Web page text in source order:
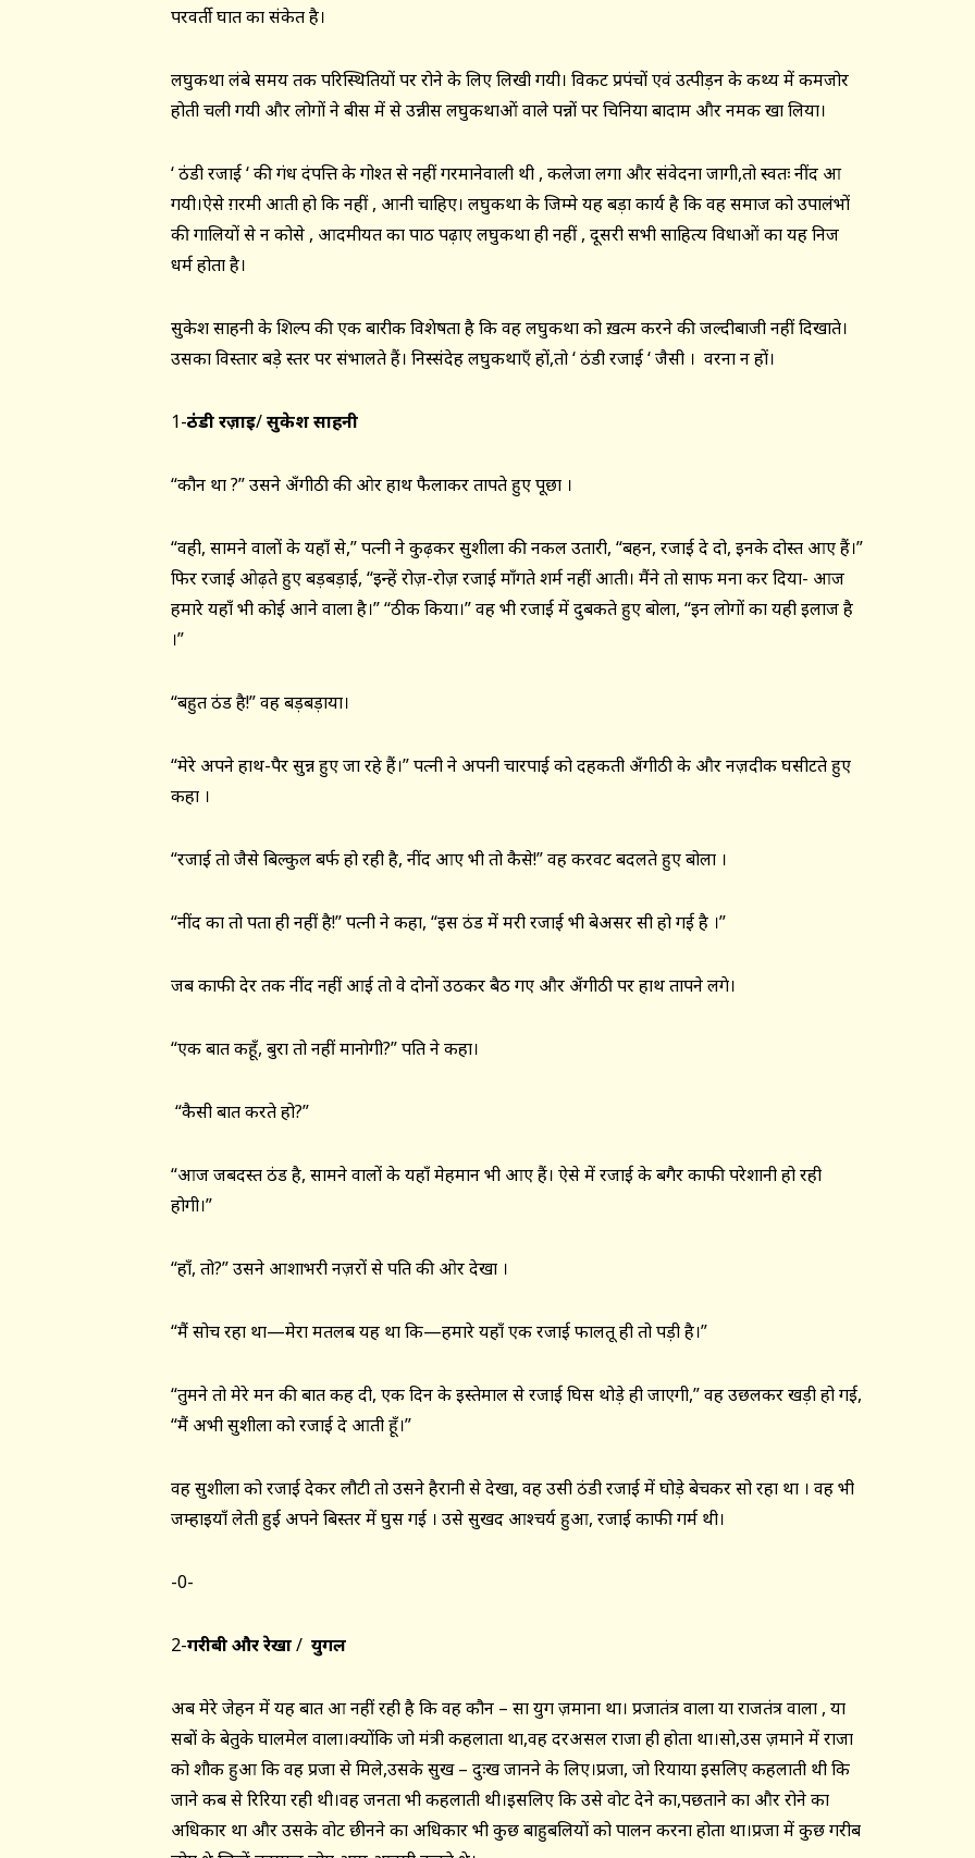
परवर्ती घात का संकेत है।
लघुकथा लंबे समय तक परिस्थितियों पर रोने के लिए लिखी गयी। विकट प्रपंचों एवं उत्पीड़न के कथ्य में कमजोर
होती चली गयी और लोगों ने बीस में से उन्नीस लघुकथाओं वाले पन्नों पर चिनिया बादाम और नमक खा लिया।
‘ ठंडी रजाई ‘ की गंध दंपत्ति के गोश्त से नहीं गरमानेवाली थी , कलेजा लगा और संवेदना जागी,तो स्वतः नींद आ
गयी।ऐसे ग़रमी आती हो कि नहीं , आनी चाहिए। लघुकथा के जिम्मे यह बड़ा कार्य है कि वह समाज को उपालंभों
की गालियों से न कोसे , आदमीयत का पाठ पढ़ाए लघुकथा ही नहीं , दूसरी सभी साहित्य विधाओं का यह निज
धर्म होता है।
सुकेश साहनी के शिल्प की एक बारीक विशेषता है कि वह लघुकथा को ख़त्म करने की जल्दीबाजी नहीं दिखाते।
उसका विस्तार बड़े स्तर पर संभालते हैं। निस्संदेह लघुकथाएँ हों,तो ‘ ठंडी रजाई ‘ जैसी । वरना न हों।
1-ठंडी रज़ाई/सुकेश साहनी
“कौन था ?” उसने अँगीठी की ओर हाथ फैलाकर तापते हुए पूछा ।
“वही, सामने वालों के यहाँ से,” पत्नी ने कुढ़कर सुशीला की नकल उतारी, “बहन, रजाई दे दो, इनके दोस्त आए हैं।”
फिर रजाई ओढ़ते हुए बड़बड़ाई, “इन्हें रोज़-रोज़ रजाई माँगते शर्म नहीं आती। मैंने तो साफ मना कर दिया- आज
हमारे यहाँ भी कोई आने वाला है।” “ठीक किया।” वह भी रजाई में दुबकते हुए बोला, “इन लोगों का यही इलाज है
।”
“बहुत ठंड है!” वह बड़बड़ाया।
“मेरे अपने हाथ-पैर सुन्न हुए जा रहे हैं।” पत्नी ने अपनी चारपाई को दहकती अँगीठी के और नज़दीक घसीटते हुए
कहा ।
“रजाई तो जैसे बिल्कुल बर्फ हो रही है, नींद आए भी तो कैसे!” वह करवट बदलते हुए बोला ।
“नींद का तो पता ही नहीं है!” पत्नी ने कहा, “इस ठंड में मरी रजाई भी बेअसर सी हो गई है ।”
जब काफी देर तक नींद नहीं आई तो वे दोनों उठकर बैठ गए और अँगीठी पर हाथ तापने लगे।
“एक बात कहूँ, बुरा तो नहीं मानोगी?” पति ने कहा।
“कैसी बात करते हो?”
“आज जबदस्त ठंड है, सामने वालों के यहाँ मेहमान भी आए हैं। ऐसे में रजाई के बगैर काफी परेशानी हो रही
होगी।”
“हाँ, तो?” उसने आशाभरी नज़रों से पति की ओर देखा ।
“मैं सोच रहा था—मेरा मतलब यह था कि—हमारे यहाँ एक रजाई फालतू ही तो पड़ी है।”
“तुमने तो मेरे मन की बात कह दी, एक दिन के इस्तेमाल से रजाई घिस थोड़े ही जाएगी,” वह उछलकर खड़ी हो गई,
“मैं अभी सुशीला को रजाई दे आती हूँ।”
वह सुशीला को रजाई देकर लौटी तो उसने हैरानी से देखा, वह उसी ठंडी रजाई में घोड़े बेचकर सो रहा था । वह भी
जम्हाइयाँ लेती हुई अपने बिस्तर में घुस गई । उसे सुखद आश्चर्य हुआ, रजाई काफी गर्म थी।
-0-
2-गरीबी और रेखा/ युगल
अब मेरे जेहन में यह बात आ नहीं रही है कि वह कौन – सा युग ज़माना था। प्रजातंत्र वाला या राजतंत्र वाला , या
सबों के बेतुके घालमेल वाला।क्योंकि जो मंत्री कहलाता था,वह दरअसल राजा ही होता था।सो,उस ज़माने में राजा
को शौक हुआ कि वह प्रजा से मिले,उसके सुख – दुःख जानने के लिए।प्रजा, जो रियाया इसलिए कहलाती थी कि
जाने कब से रिरिया रही थी।वह जनता भी कहलाती थी।इसलिए कि उसे वोट देने का,पछताने का और रोने का
अधिकार था और उसके वोट छीनने का अधिकार भी कुछ बाहुबलियों को पालन करना होता था।प्रजा में कुछ गरीब